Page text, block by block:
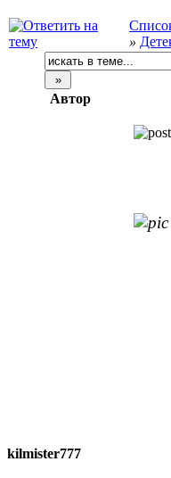
»
Автор
kilmister777